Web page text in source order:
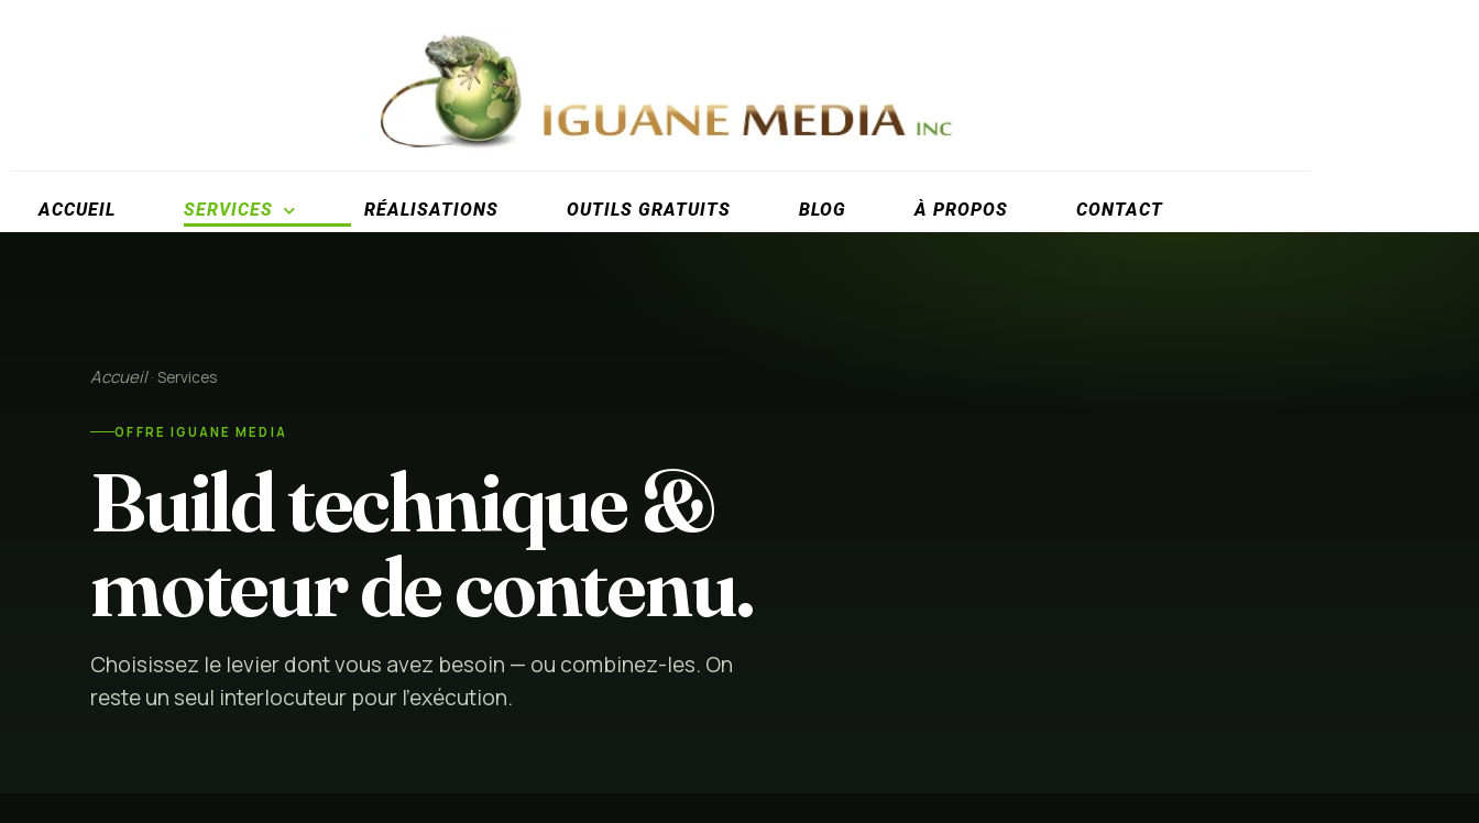
ACCUEIL SERVICES RÉALISATIONS OUTILS GRATUITS BLOG À PROPOS CONTACT
Accueil· Services
OFFRE IGUANE MEDIA
Build technique &
moteur de contenu.
Choisissez le levier dont vous avez besoin — ou combinez-les. On
reste un seul interlocuteur pour l’exécution.